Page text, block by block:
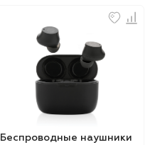
Беспроводные наушники